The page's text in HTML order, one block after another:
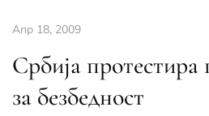
Апр 18, 2009
Србија протестира
за безбедност